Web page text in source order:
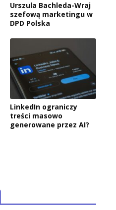
Urszula Bachleda-Wraj
szefową marketingu w
DPD Polska
LinkedIn ograniczy
treści masowo
generowane przez AI?